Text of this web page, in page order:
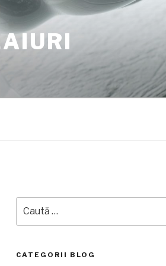
după:
CATEGORII BLOG